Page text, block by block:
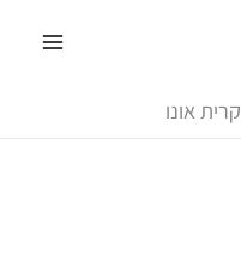
אונו